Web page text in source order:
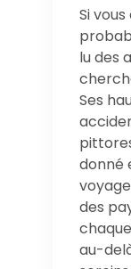
Si
lu des
Ses
donné
des
au-